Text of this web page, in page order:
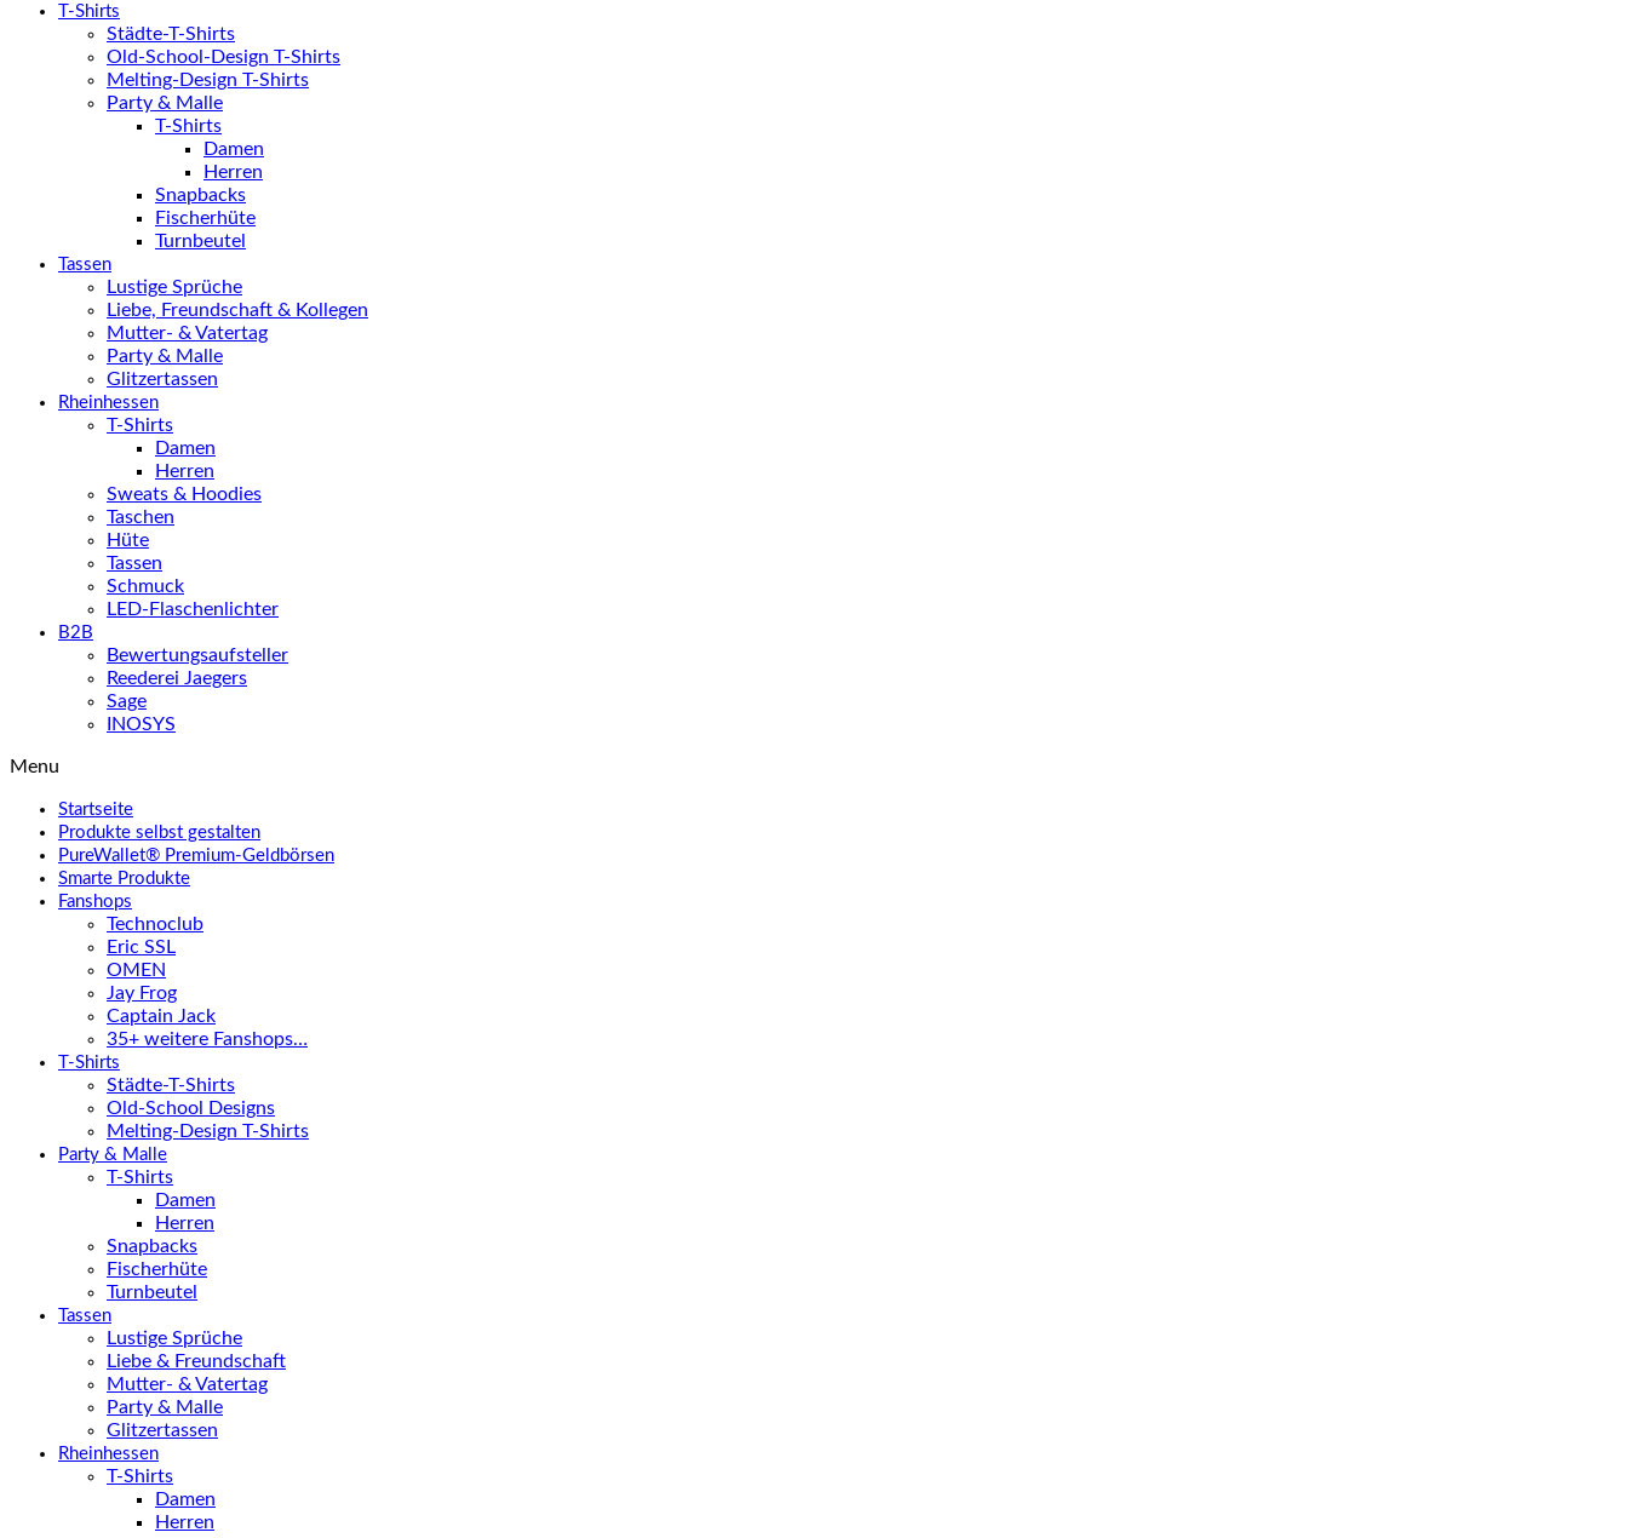
T-Shirts
Städte-T-Shirts
Old-School-Design T-Shirts
Melting-Design T-Shirts
Party & Malle
T-Shirts
Damen
Herren
Snapbacks
Fischerhüte
Turnbeutel
Tassen
Lustige Sprüche
Liebe, Freundschaft & Kollegen
Mutter- & Vatertag
Party & Malle
Glitzertassen
Rheinhessen
T-Shirts
Damen
Herren
Sweats & Hoodies
Taschen
Hüte
Tassen
Schmuck
LED-Flaschenlichter
B2B
Bewertungsaufsteller
Reederei Jaegers
Sage
INOSYS
Menu
Startseite
Produkte selbst gestalten
PureWallet® Premium-Geldbörsen
Smarte Produkte
Fanshops
Technoclub
Eric SSL
OMEN
Jay Frog
Captain Jack
35+ weitere Fanshops…
T-Shirts
Städte-T-Shirts
Old-School Designs
Melting-Design T-Shirts
Party & Malle
T-Shirts
Damen
Herren
Snapbacks
Fischerhüte
Turnbeutel
Tassen
Lustige Sprüche
Liebe & Freundschaft
Mutter- & Vatertag
Party & Malle
Glitzertassen
Rheinhessen
T-Shirts
Damen
Herren